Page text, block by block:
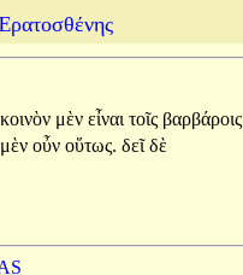
κοινὸν μὲν εἶναι τοῖς βαρβάροις
μὲν οὖν οὕτως. δεῖδὲ